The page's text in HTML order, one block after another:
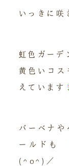
いっきに
虹色ガーデ
黄色いコ
えています
バーベナ
ールドも
(^o^)／